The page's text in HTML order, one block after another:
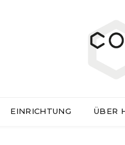
EINRICHTUNG ÜBER